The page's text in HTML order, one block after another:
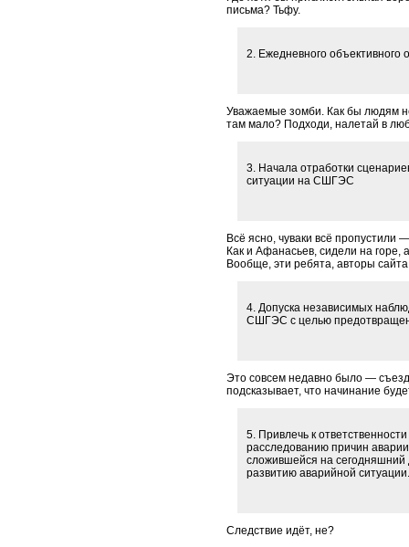
письма? Тьфу.
2. Ежедневного
Уважаемые зомби. Как бы людям
там мало? Подходи, налетай в
3. Начала отработки
ситуации на СШГЭС
Всё ясно, чуваки всё пропустили
Как и Афанасьев, сидели на горе,
Вообще, эти ребята, авторы
4. Допуска независимых
СШГЭС с целью
Это совсем недавно было —
подсказывает, что начинание
5. Привлечь к
расследованию причин
сложившейся на сегодняшний
развитию аварийной ситуации.
Следствие идёт, не?